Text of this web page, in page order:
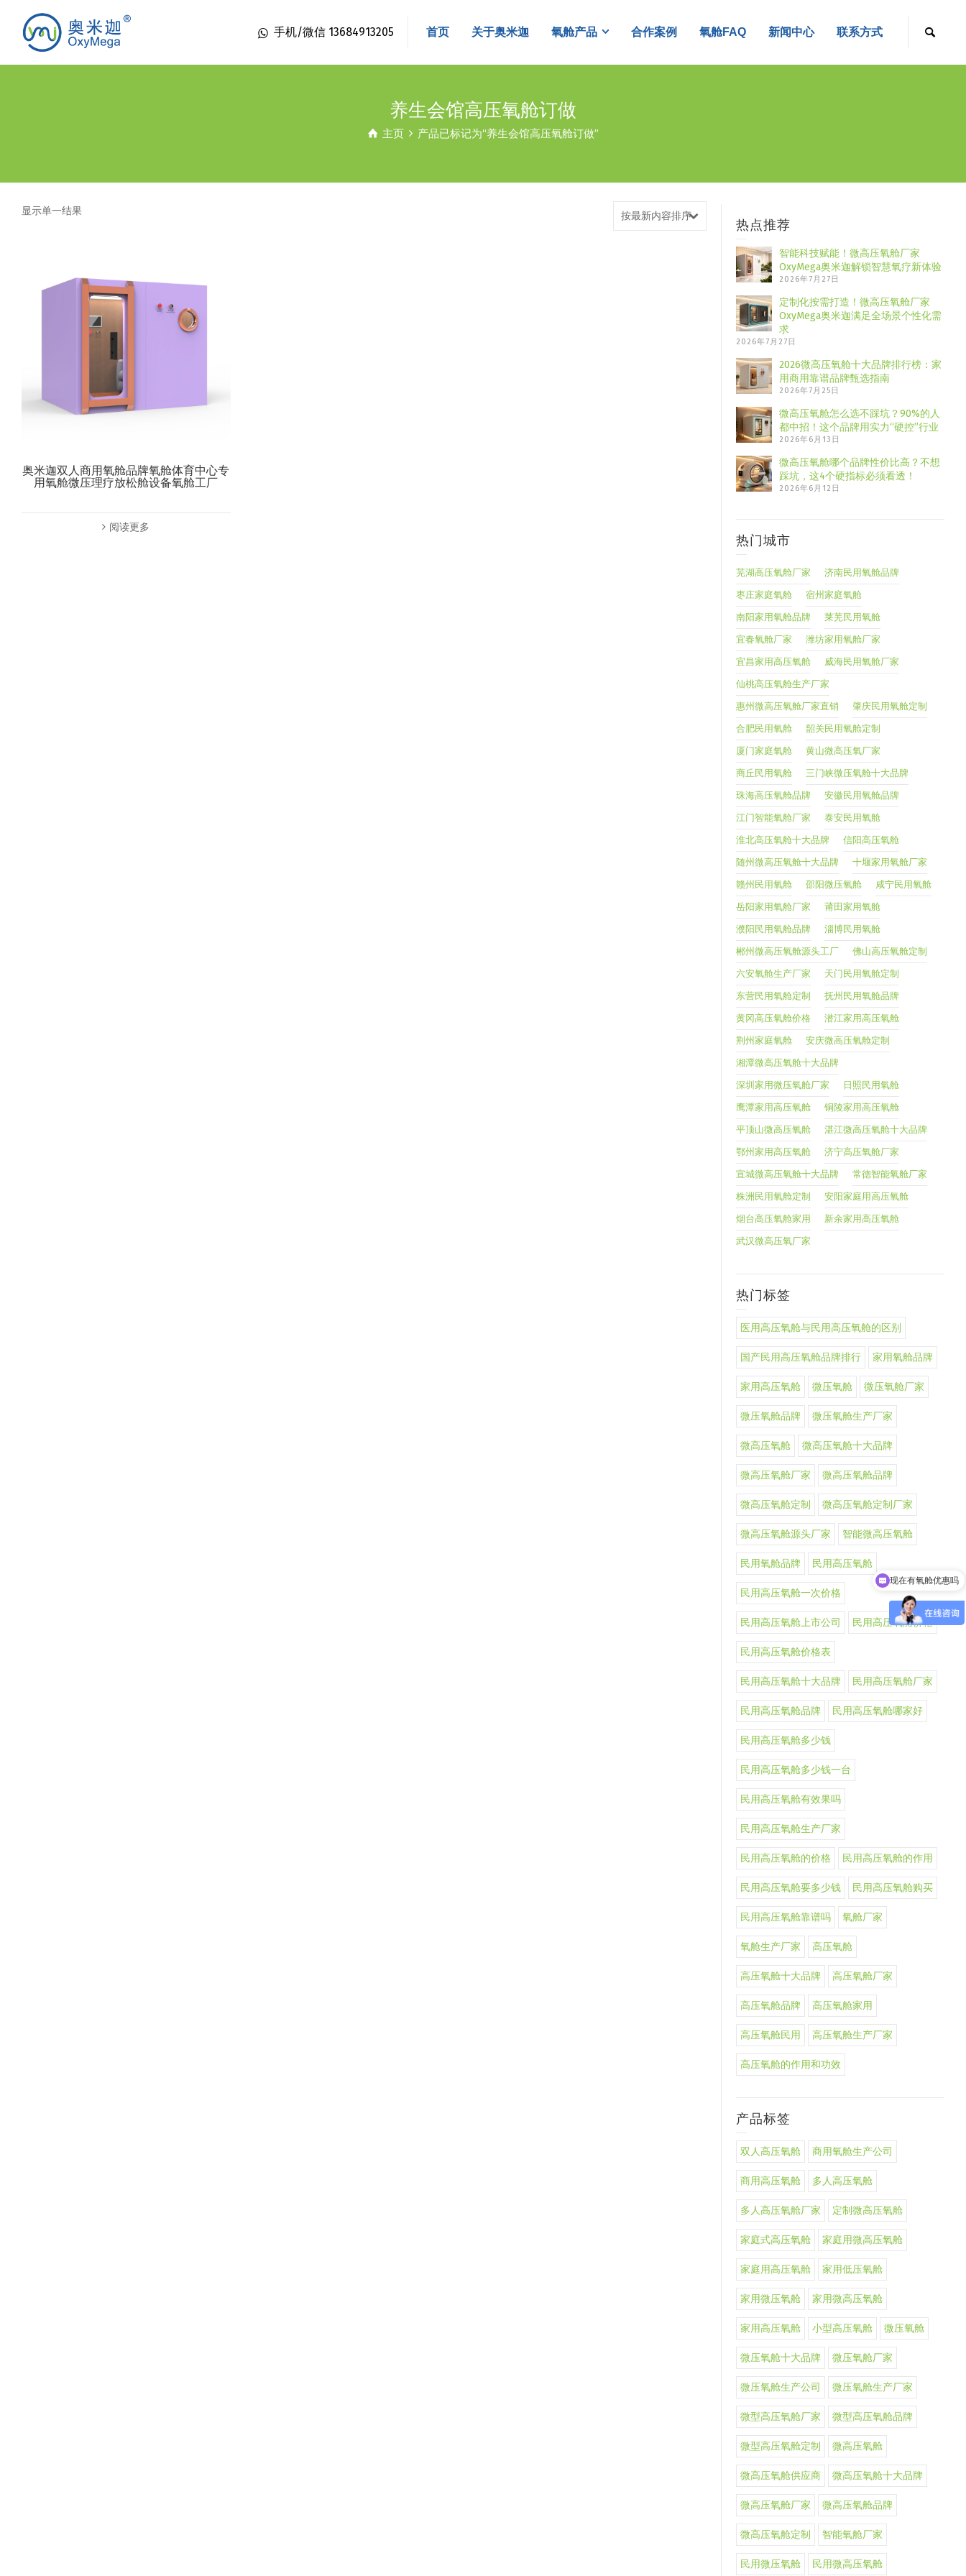
手机/微信 13684913205 首页 关于奥米迦 氧舱产品 合作案例 氧舱FAQ 新闻中心 联系方式
养生会馆高压氧舱订做
主页 产品已标记为“养生会馆高压氧舱订做”
显示单一结果 按最新内容排序
奥米迦双人商用氧舱品牌氧舱体育中心专
用氧舱微压理疗放松舱设备氧舱工厂
阅读更多
热点推荐
智能科技赋能！微高压氧舱厂家
OxyMega奥米迦解锁智慧氧疗新体验
2026年7月27日
定制化按需打造！微高压氧舱厂家
OxyMega奥米迦满足全场景个性化需
求
2026年7月27日
2026微高压氧舱十大品牌排行榜：家
用商用靠谱品牌甄选指南
2026年7月25日
微高压氧舱怎么选不踩坑？90%的人
都中招！这个品牌用实力“硬控”行业
2026年6月13日
微高压氧舱哪个品牌性价比高？不想
踩坑，这4个硬指标必须看透！
2026年6月12日
热门城市
芜湖高压氧舱厂家 济南民用氧舱品牌
枣庄家庭氧舱 宿州家庭氧舱
南阳家用氧舱品牌 莱芜民用氧舱
宜春氧舱厂家 潍坊家用氧舱厂家
宜昌家用高压氧舱 威海民用氧舱厂家
仙桃高压氧舱生产厂家
惠州微高压氧舱厂家直销 肇庆民用氧舱定制
合肥民用氧舱 韶关民用氧舱定制
厦门家庭氧舱 黄山微高压氧厂家
商丘民用氧舱 三门峡微压氧舱十大品牌
珠海高压氧舱品牌 安徽民用氧舱品牌
江门智能氧舱厂家 泰安民用氧舱
淮北高压氧舱十大品牌 信阳高压氧舱
随州微高压氧舱十大品牌 十堰家用氧舱厂家
赣州民用氧舱 邵阳微压氧舱 咸宁民用氧舱
岳阳家用氧舱厂家 莆田家用氧舱
濮阳民用氧舱品牌 淄博民用氧舱
郴州微高压氧舱源头工厂 佛山高压氧舱定制
六安氧舱生产厂家 天门民用氧舱定制
东营民用氧舱定制 抚州民用氧舱品牌
黄冈高压氧舱价格 潜江家用高压氧舱
荆州家庭氧舱 安庆微高压氧舱定制
湘潭微高压氧舱十大品牌
深圳家用微压氧舱厂家 日照民用氧舱
鹰潭家用高压氧舱 铜陵家用高压氧舱
平顶山微高压氧舱 湛江微高压氧舱十大品牌
鄂州家用高压氧舱 济宁高压氧舱厂家
宣城微高压氧舱十大品牌 常德智能氧舱厂家
株洲民用氧舱定制 安阳家庭用高压氧舱
烟台高压氧舱家用 新余家用高压氧舱
武汉微高压氧厂家
热门标签
医用高压氧舱与民用高压氧舱的区别
国产民用高压氧舱品牌排行 家用氧舱品牌
家用高压氧舱 微压氧舱 微压氧舱厂家
微压氧舱品牌 微压氧舱生产厂家
微高压氧舱 微高压氧舱十大品牌
微高压氧舱厂家 微高压氧舱品牌
微高压氧舱定制 微高压氧舱定制厂家
微高压氧舱源头厂家 智能微高压氧舱
民用氧舱品牌 民用高压氧舱
民用高压氧舱一次价格
民用高压氧舱上市公司 民用高压氧舱价格
民用高压氧舱价格表
民用高压氧舱十大品牌 民用高压氧舱厂家
民用高压氧舱品牌 民用高压氧舱哪家好
民用高压氧舱多少钱
民用高压氧舱多少钱一台
民用高压氧舱有效果吗
民用高压氧舱生产厂家
民用高压氧舱的价格 民用高压氧舱的作用
民用高压氧舱要多少钱 民用高压氧舱购买
民用高压氧舱靠谱吗 氧舱厂家
氧舱生产厂家 高压氧舱
高压氧舱十大品牌 高压氧舱厂家
高压氧舱品牌 高压氧舱家用
高压氧舱民用 高压氧舱生产厂家
高压氧舱的作用和功效
产品标签
双人高压氧舱 商用氧舱生产公司
商用高压氧舱 多人高压氧舱
多人高压氧舱厂家 定制微高压氧舱
家庭式高压氧舱 家庭用微高压氧舱
家庭用高压氧舱 家用低压氧舱
家用微压氧舱 家用微高压氧舱
家用高压氧舱 小型高压氧舱 微压氧舱
微压氧舱十大品牌 微压氧舱厂家
微压氧舱生产公司 微压氧舱生产厂家
微型高压氧舱厂家 微型高压氧舱品牌
微型高压氧舱定制 微高压氧舱
微高压氧舱供应商 微高压氧舱十大品牌
微高压氧舱厂家 微高压氧舱品牌
微高压氧舱定制 智能氧舱厂家
民用微压氧舱 民用微高压氧舱
现在有氧舱优惠吗